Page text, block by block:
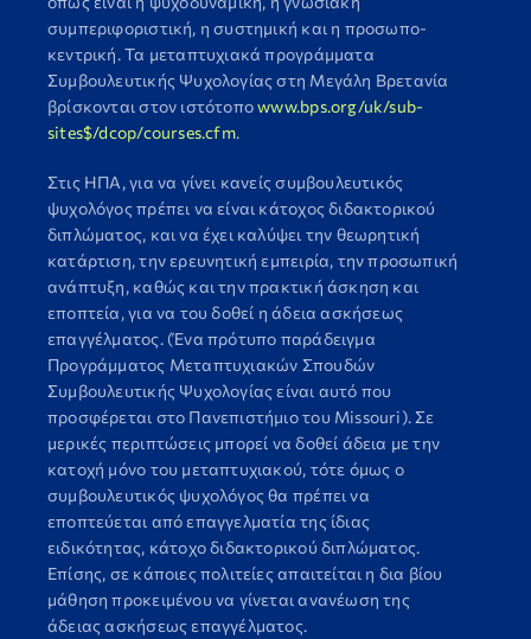
συμπεριφοριστική, η συστημική και η προσωπο-
κεντρική. Τα μεταπτυχιακά προγράμματα
Συμβουλευτικής Ψυχολογίας στη Μεγάλη Βρετανία
βρίσκονται στον ιστότοποwww.bps.org/uk/sub-
sites$/dcop/courses.cfm.
Στις ΗΠΑ, για να γίνει κανείς συμβουλευτικός
ψυχολόγος πρέπει να είναι κάτοχος διδακτορικού
διπλώματος, και να έχει καλύψει την θεωρητική
κατάρτιση, την ερευνητική εμπειρία, την προσωπική
ανάπτυξη, καθώς και την πρακτική άσκηση και
εποπτεία, για να του δοθεί η άδεια ασκήσεως
επαγγέλματος. (Ένα πρότυπο παράδειγμα
Προγράμματος Μεταπτυχιακών Σπουδών
Συμβουλευτικής Ψυχολογίας είναι αυτό που
προσφέρεται στο Πανεπιστήμιο του Missouri). Σε
μερικές περιπτώσεις μπορεί να δοθεί άδεια με την
κατοχή μόνο του μεταπτυχιακού, τότε όμως ο
συμβουλευτικός ψυχολόγος θα πρέπει να
εποπτεύεται από επαγγελματία της ίδιας
ειδικότητας, κάτοχο διδακτορικού διπλώματος.
Επίσης, σε κάποιες πολιτείες απαιτείται η δια βίου
μάθηση προκειμένου να γίνεται ανανέωση της
άδειας ασκήσεως επαγγέλματος.